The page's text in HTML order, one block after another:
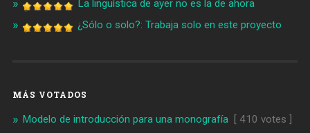
La lingüística de ayer no es la de ahora
¿Sólo o solo?: Trabaja solo en este proyecto
MÁS VOTADOS
Modelo de introducción para una monografía[ 410 votes ]